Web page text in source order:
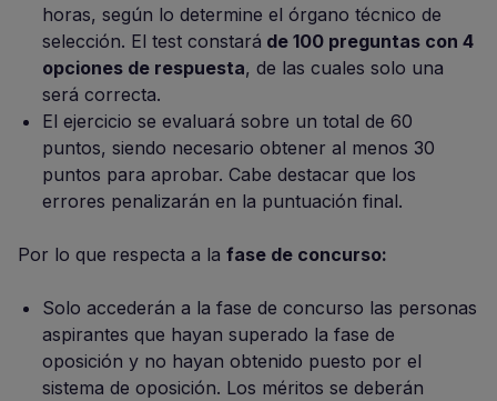
horas, según lo determine el órgano técnico de
selección. El test constará de 100 preguntas con 4
opciones de respuesta, de las cuales solo una
será correcta.
El ejercicio se evaluará sobre un total de 60
puntos, siendo necesario obtener al menos 30
puntos para aprobar. Cabe destacar que los
errores penalizarán en la puntuación final.
Por lo que respecta a la fase de concurso:
Solo accederán a la fase de concurso las personas
aspirantes que hayan superado la fase de
oposición y no hayan obtenido puesto por el
sistema de oposición. Los méritos se deberán